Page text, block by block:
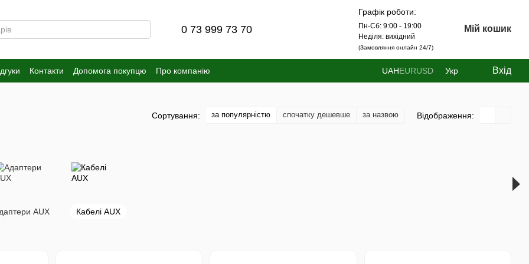
0 73 999 73 70
Графік роботи:
Пн-Сб: 9:00 - 19:00
Неділя: вихідний
(Замовляння онлайн 24/7)
Мій кошик
Контакти Допомога покупцю Про компанію UAHEURUSD Укр Вхід
Сортування: за популярністю спочатку дешевше за назвою Відображення:
AUX Кабелі AUX